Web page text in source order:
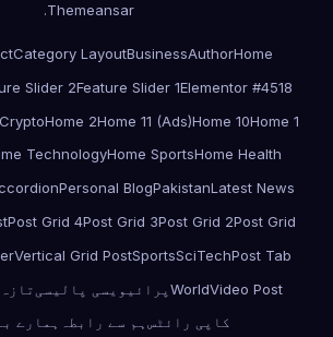
Themeansar
.
Home
Author
Business
Category Layout
Elementor #4518
Feature Slider 1
Slider 2
Home 1
Home 10
Home 11 (Ads)
Home 2
Home Health
Home Sports
Technology
Latest News
Pakistan
Personal Blog
Post Grid
Post Grid 2
Post Grid 3
Post Grid 4
Post Tab
SciTech
Sports
Vertical Grid Post
Video Post
Worldپرائیویسی پالیسی تازہ
کاپی رائٹس ہم سے رابطہ ہمارے